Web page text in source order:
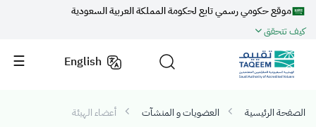
موقع حكومي رسمي تابع لحكومة المملكة العربية السعودية
كيف تتحقق
English
الصفحة الرئيسية العضويات و المنشآت أعضاء الهيئة